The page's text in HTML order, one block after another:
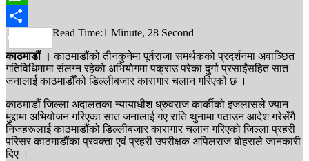
WhatsApp
Share
Read Time:1 Minute, 28 Second
काठमाडौं । काठमाडौंको तीनकुनेमा पूर्वराजा समर्थकको प्रदर्शनमा अवाञ्छित
गतिविधिमामा संलग्न रहेको अभियोगमा पक्राउ परेका दुर्गा प्रसाईंसहित सात
जनालाई काठमाडौँको डिल्लीबजार कारागार चलान गरिएको छ ।
काठमाडौं जिल्ला अदालतका न्यायाधीश ध्रुवराज कार्कीको इजलासले ज्यान
मुद्दामा अभियोजन गरिएका सात जनालाई गए राति थुनामा पठाउन आदेश गरेसँगै
निजहरूलाई काठमाडौंको डिल्लीबजार कारागार चलान गरिएको जिल्ला प्रहरी
परिसर काठमाडौंका प्रवक्ता एवं प्रहरी उपरीक्षक अपिलराज बोहराले जानकारी
दिए ।